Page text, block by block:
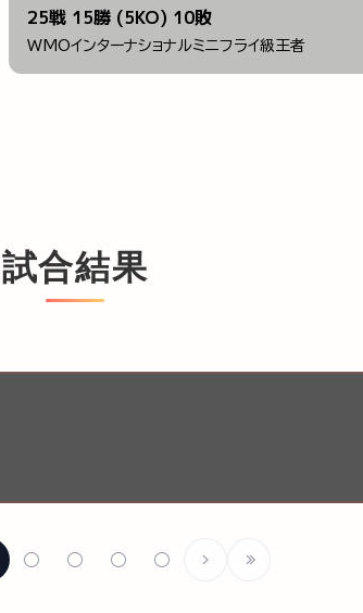
25戦 15勝 (5KO) 10敗
WMOインターナショナルミニフライ級王者
試合結果
○ ○ ○ ○